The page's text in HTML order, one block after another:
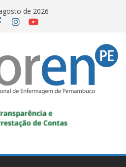
de 2026